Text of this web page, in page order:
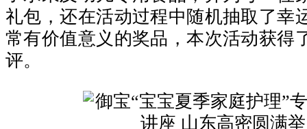
礼包，还在活动过程中随机抽取了幸
常有价值意义的奖品，本次活动获得
评。